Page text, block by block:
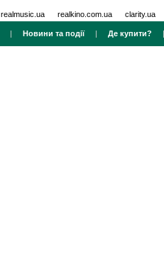
realmusic.ua realkino.com.ua clarity.ua
| Новини та події| Де купити?